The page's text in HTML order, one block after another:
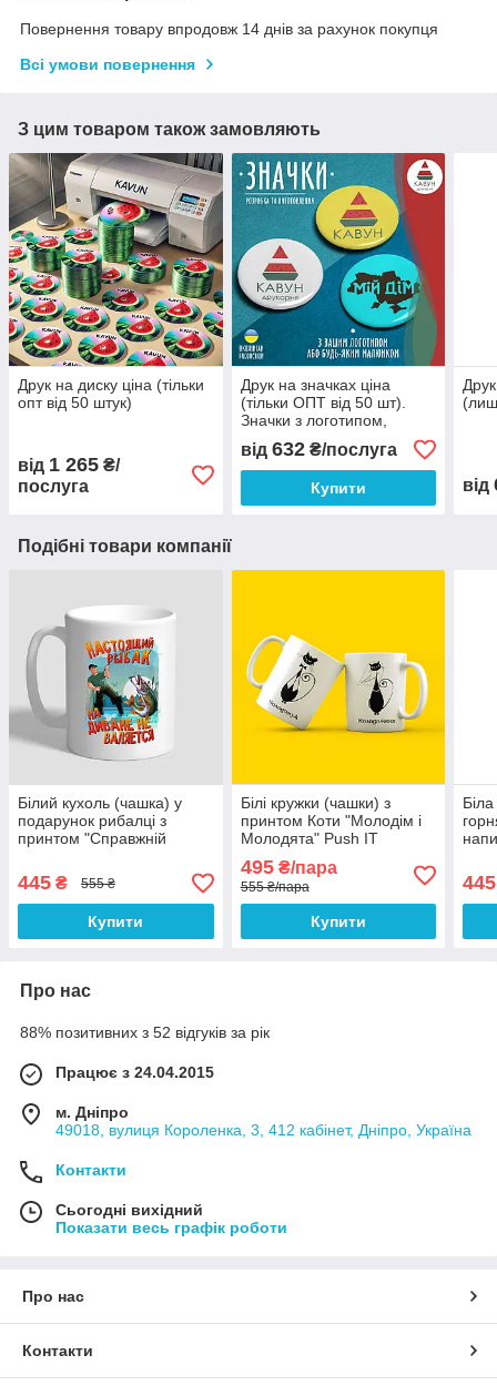
Повернення товару впродовж 14 днів за рахунок покупця
Всі умови повернення
З цим товаром також замовляють
Друк на диску ціна (тільки
опт від 50 штук)
від 1 265 ₴/
послуга
Друк на значках ціна
(тільки ОПТ від 50 шт).
Значки з логотипом,
написом, малюнком
від 632₴/послуга
Купити від
Подібні товари компанії
Білий кухоль (чашка) у
подарунок рибалці з
принтом "Справжній
валяється"
445 ₴ 555 ₴
Купити
Білі кружки (чашки) з
принтом Коти "Молодім і
Молодята" Push IT
495₴/пара
555 ₴/пара
Купити
і не
445
Про нас
88% позитивних з 52 відгуків за рік
Працює з 24.04.2015
м. Дніпро
49018, вулиця Короленка, 3, 412 кабінет, Дніпро, Україна
Контакти
Сьогодні вихідний
Показати весь графік роботи
Про нас
Контакти